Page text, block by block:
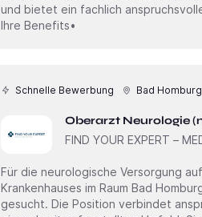
und bietet ein fachlich
Ihre Benefits•
Schnelle Bewerbung Bad
Oberarzt Neurologie
FIND YOUR EXPERT –
Für die neurologische Versorgung
Krankenhauses im Raum Bad Homburg mit ca. 320
gesucht. Die Position verbindet